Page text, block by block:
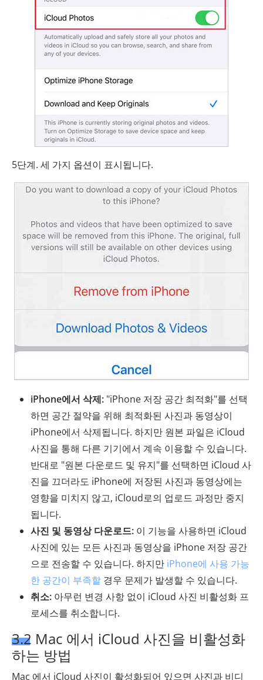
5단계. 세 가지 옵션이 표시됩니다.
iPhone에서 삭제: "iPhone 저장 공간 최적화"를 선택
하면 공간 절약을 위해 최적화된 사진과 동영상이
iPhone에서 삭제됩니다. 하지만 원본 파일은 iCloud
사진을 통해 다른 기기에서 계속 이용할 수 있습니다.
반대로 "원본 다운로드 및 유지"를 선택하면 iCloud 사
진을 끄더라도 iPhone에 저장된 사진과 동영상에는
영향을 미치지 않고, iCloud로의 업로드 과정만 중지
됩니다.
사진 및 동영상 다운로드: 이 기능을 사용하면 iCloud
사진에 있는 모든 사진과 동영상을 iPhone 저장 공간
으로 전송할 수 있습니다. 하지만 iPhone에 사용 가능
한 공간이 부족할 경우 문제가 발생할 수 있습니다.
취소: 아무런 변경 사항 없이 iCloud 사진 비활성화 프
로세스를 취소합니다.
3.2 Mac 에서 iCloud 사진을 비활성화
하는 방법
Mac 에서 iCloud 사진이 활성화되어 있으면 사진과 비디